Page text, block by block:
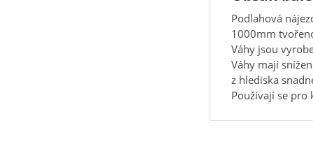
Podlahová
1000mm
Váhy jsou
Váhy mají
z hlediska
Používají se